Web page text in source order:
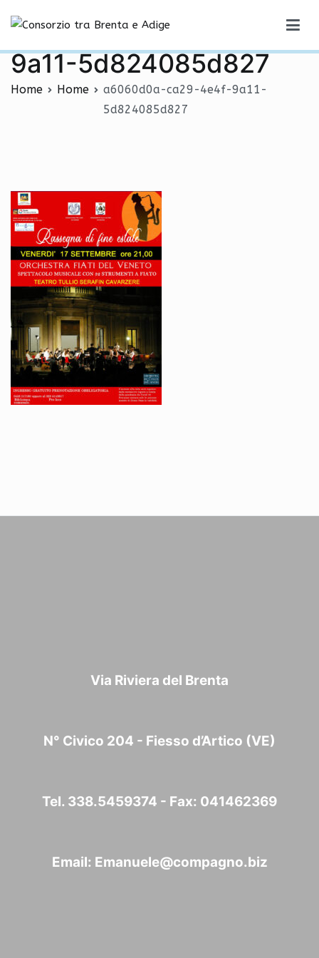
contenuto
a6060d0a-ca29-4e4f-
9a11-5d824085d827
Home Home
a6060d0a-ca29-4e4f-9a11-
5d824085d827
Via Riviera del Brenta
N° Civico 204 - Fiesso d’Artico (VE)
Tel. 338.5459374 - Fax: 041462369
Email: Emanuele@compagno.biz